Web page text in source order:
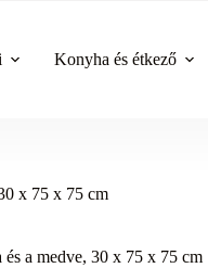
Konyha és étkező
x 75 x 75 cm
a medve, 30 x 75 x 75 cm